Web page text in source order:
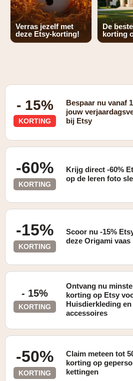
Verras jezelf met
deze Etsy-korting!
De
korting
- 15%
KORTING
Bespaar nu vanaf
jouw
bij Etsy
-60%
KORTING
Krijg direct -60%
op de leren foto
-15%
KORTING
Scoor nu -15%
deze Origami vaas
- 15%
KORTING
Ontvang nu
korting op Etsy
Huisdierkleding en
accessoires
-50%
KORTING
Claim meteen tot
korting op
kettingen